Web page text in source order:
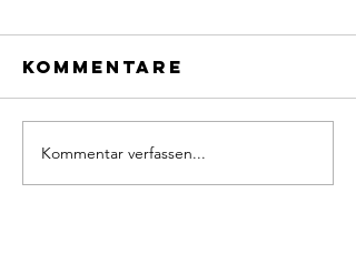
Kommentare
Kommentar verfassen...